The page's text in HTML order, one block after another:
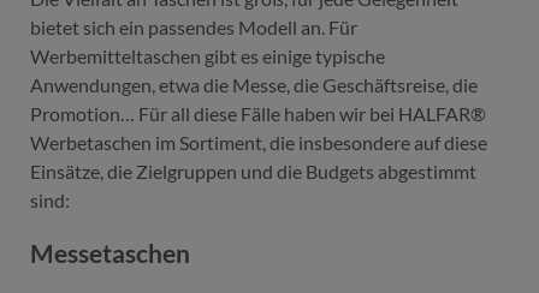
bietet sich ein passendes Modell an. Für
Werbemitteltaschen gibt es einige typische
Anwendungen, etwa die Messe, die Geschäftsreise, die
Promotion… Für all diese Fälle haben wir bei HALFAR®
Werbetaschen im Sortiment, die insbesondere auf diese
Einsätze, die Zielgruppen und die Budgets abgestimmt
sind:
Messetaschen